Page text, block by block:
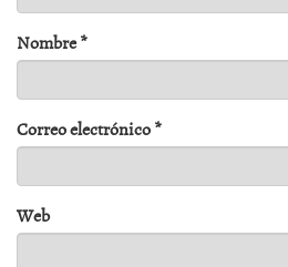
Nombre*
Correo electrónico*
Web